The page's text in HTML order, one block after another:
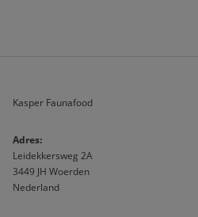
Kasper Faunafood
Adres:
Leidekkersweg 2A
3449 JH Woerden
Nederland